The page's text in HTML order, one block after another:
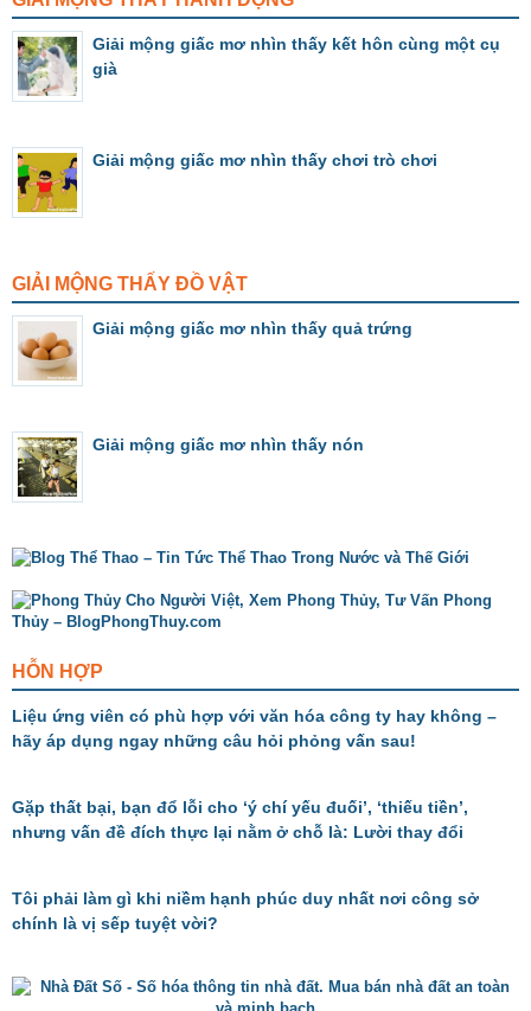
Giải mộng giấc mơ nhìn thấy kết hôn cùng một cụ
già
Giải mộng giấc mơ nhìn thấy chơi trò chơi
GIẢI MỘNG THẤY ĐỒ VẬT
Giải mộng giấc mơ nhìn thấy quả trứng
Giải mộng giấc mơ nhìn thấy nón
HỖN HỢP
Liệu ứng viên có phù hợp với văn hóa công ty hay không –
hãy áp dụng ngay những câu hỏi phỏng vấn sau!
Gặp thất bại, bạn đổ lỗi cho ‘ý chí yếu đuối’, ‘thiếu tiền’,
nhưng vấn đề đích thực lại nằm ở chỗ là: Lười thay đổi
Tôi phải làm gì khi niềm hạnh phúc duy nhất nơi công sở
chính là vị sếp tuyệt vời?